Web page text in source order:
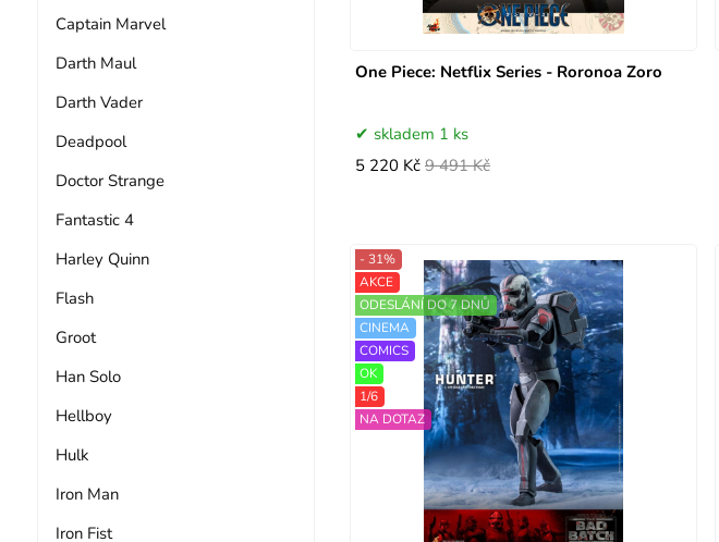
Captain Marvel
Darth Maul
Darth Vader
Deadpool
Doctor Strange
Fantastic 4
Harley Quinn
Flash
Groot
Han Solo
Hellboy
Hulk
Iron Man
Iron Fist
One Piece: Netflix Series - Roronoa Zoro
skladem 1 ks
5 220 Kč 9 491 Kč
- 31%
AKCE
ODESLÁNÍ DO 7 DNŮ
CINEMA
COMICS
OK
1/6
NA DOTAZ